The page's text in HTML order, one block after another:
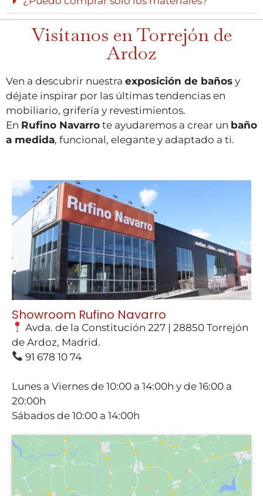
Visítanos en Torrejón de
Ardoz
Ven a descubrir nuestra exposición de baños y
déjate inspirar por las últimas tendencias en
mobiliario, grifería y revestimientos.
En Rufino Navarro te ayudaremos a crear un baño
a medida, funcional, elegante y adaptado a ti.
Showroom Rufino Navarro
Avda. de la Constitución 227 | 28850 Torrejón
de Ardoz, Madrid.
91 678 10 74
Lunes a Viernes de 10:00 a 14:00h y de 16:00 a
20:00h
Sábados de 10:00 a 14:00h